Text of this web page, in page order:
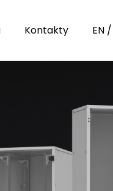
Kontakty EN /